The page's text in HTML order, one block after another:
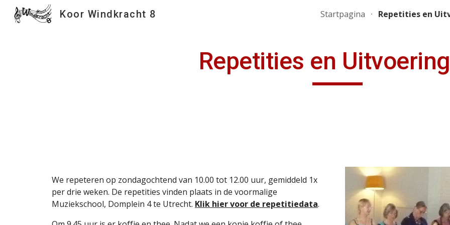
Skip to
Koor Windkracht 8 Startpagina Repetities en
Repetities en
We repeteren op zondagochtend van 10.00 tot 12.00 uur, gemiddeld 1x
per drie weken. De repetities vinden plaats in de voormalige
Muziekschool, Domplein 4 te Utrecht. Klik hier voor de repetitiedata.